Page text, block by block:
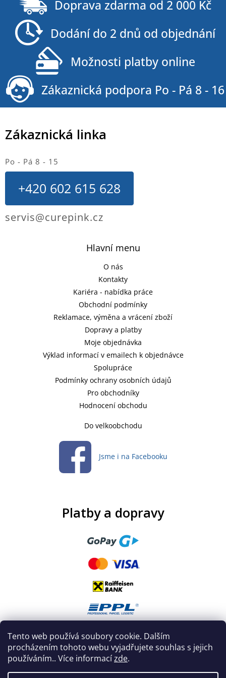
Tento web používá soubory cookie. Dalším
procházením tohoto webu vyjadřujete souhlas s jejich
používáním.. Více informacízde.
Hlavní menu
O nás
Kontakty
Kariéra - nabídka práce
Obchodní podmínky
Reklamace, výměna a vrácení zboží
Dopravy a platby
Moje objednávka
Výklad informací v emailech k objednávce
Spolupráce
Podmínky ochrany osobních údajů
Pro obchodníky
Hodnocení obchodu
Do velkoobchodu
Jsme i na Facebooku
Zákaznická linka
Po - Pá 8 - 15
+420 602 615 628
servis@curepink.cz
Platby a dopravy
Doprava zdarma od 2 000 Kč
Dodání do 2 dnů od objednání
Možnosti platby online
Zákaznická podpora Po - Pá 8 - 16